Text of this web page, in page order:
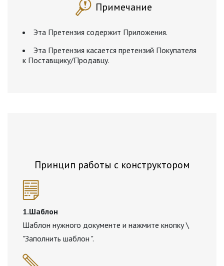
Примечание
Эта Претензия содержит Приложения.
Эта Претензия касается претензий Покупателя
к Поставщику/Продавцу.
Принцип работы с конструктором
1.Шаблон
Шаблон нужного документе и нажмите кнопку \
"Заполнить шаблон ".